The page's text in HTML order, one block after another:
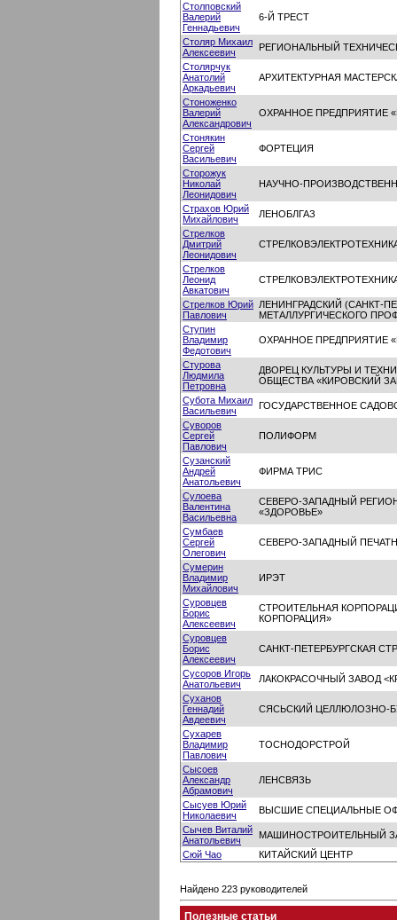
Столповский
Валерий
Геннадьевич
6-Й ТРЕСТ
Столяр Михаил
Алексеевич
РЕГИОНАЛЬНЫЙ
Столярчук
Анатолий
Аркадьевич
АРХИТЕКТУРНАЯ
Стоноженко
Валерий
Александрович
ОХРАННОЕ ПРЕДПРИЯТИЕ
Стонякин
Сергей
Васильевич
ФОРТЕЦИЯ
Сторожук
Николай
Леонидович
НАУЧНО-
Страхов Юрий
Михайлович
ЛЕНОБЛГАЗ
Стрелков
Дмитрий
Леонидович
Стрелков
Леонид
Авкатович
Стрелков Юрий
Павлович
ЛЕНИНГРАДСКИЙ (САНКТ-
МЕТАЛЛУРГИЧЕСКОГО
Ступин
Владимир
Федотович
ОХРАННОЕ ПРЕДПРИЯТИЕ
Стурова
Людмила
Петровна
ДВОРЕЦ КУЛЬТУРЫ И
ОБЩЕСТВА «КИРОВСКИЙ
Субота Михаил
Васильевич
ГОСУДАРСТВЕННОЕ
Суворов
Сергей
Павлович
ПОЛИФОРМ
Сузанский
Андрей
Анатольевич
ФИРМА ТРИС
Сулоева
Валентина
Васильевна
СЕВЕРО-ЗАПАДНЫЙ
«ЗДОРОВЬЕ»
Сумбаев
Сергей
Олегович
СЕВЕРО-ЗАПАДНЫЙ
Сумерин
Владимир
Михайлович
ИРЭТ
Суровцев
Борис
Алексеевич
СТРОИТЕЛЬНАЯ
КОРПОРАЦИЯ»
Суровцев
Борис
Алексеевич
САНКТ-ПЕТЕРБУРГСКАЯ
Сусоров Игорь
Анатольевич
ЛАКОКРАСОЧНЫЙ ЗАВОД
Суханов
Геннадий
Авдеевич
СЯСЬСКИЙ ЦЕЛЛЮЛОЗНО-
Сухарев
Владимир
Павлович
ТОСНОДОРСТРОЙ
Сысоев
Александр
Абрамович
ЛЕНСВЯЗЬ
Сысуев Юрий
Николаевич
ВЫСШИЕ СПЕЦИАЛЬНЫЕ
Сычев Виталий
Анатольевич
МАШИНОСТРОИТЕЛЬНЫЙ
Сюй Чао
КИТАЙСКИЙ ЦЕНТР
Найдено 223 руководителей
Полезные статьи